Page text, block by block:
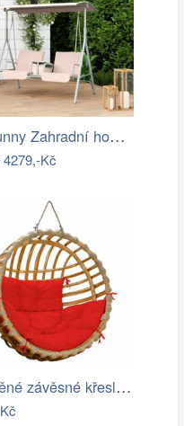
Outsunny Zahradní houpačka, dvoumístná,…
4279,-Kč
Proutěné závěsné křeslo Elis, přírodní…